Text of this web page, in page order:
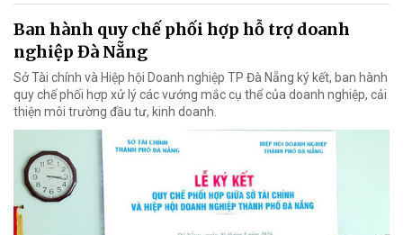
Ban hành quy chế phối hợp hỗ trợ doanh
nghiệp Đà Nẵng
Sở Tài chính và Hiệp hội Doanh nghiệp TP Đà Nẵng ký kết, ban hành
quy chế phối hợp xử lý các vướng mắc cụ thể của doanh nghiệp, cải
thiện môi trường đầu tư, kinh doanh.